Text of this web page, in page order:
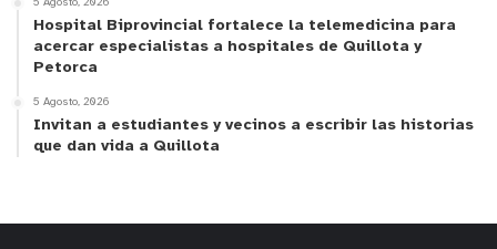
5 Agosto, 2026
Hospital Biprovincial fortalece la telemedicina para
acercar especialistas a hospitales de Quillota y
Petorca
5 Agosto, 2026
Invitan a estudiantes y vecinos a escribir las historias
que dan vida a Quillota